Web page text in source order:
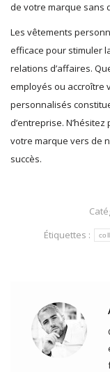
de votre marque sans
Les vêtements
efficace pour stimuler
relations d’affaires.
employés ou accroître
personnalisés
d’entreprise.
votre marque vers de
succès.
Étiquettes :